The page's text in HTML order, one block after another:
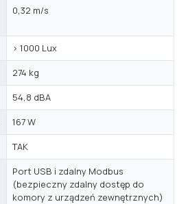
0,32 m/s
> 1000 Lux
274 kg
54,8 dBA
167 W
TAK
Port USB i zdalny Modbus
(bezpieczny zdalny dostęp do
komory z urządzeń zewnętrznych)